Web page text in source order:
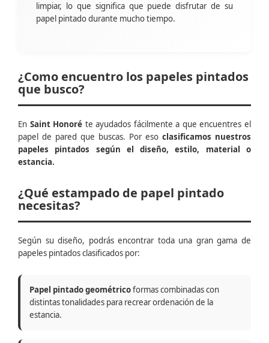
limpiar, lo que significa que puede disfrutar de su
papel pintado durante mucho tiempo.
¿Como encuentro los papeles pintados
que busco?
En Saint Honoré te ayudados fácilmente a que encuentres el
papel de pared que buscas. Por eso clasificamos nuestros
papeles pintados según el diseño, estilo, material o
estancia.
¿Qué estampado de papel pintado
necesitas?
Según su diseño, podrás encontrar toda una gran gama de
papeles pintados clasificados por:
Papel pintado geométricoformas combinadas con
distintas tonalidades para recrear ordenación de la
estancia.